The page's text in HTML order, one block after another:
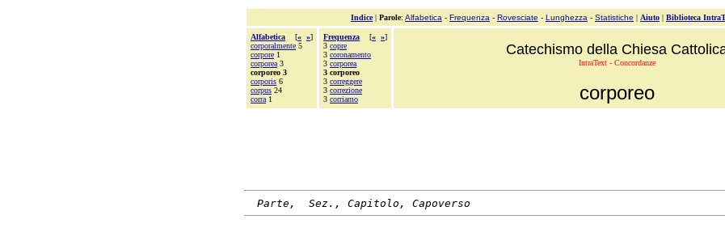
Indice| Parole: Alfabetica - Frequenza - Rovesciate - Lunghezza - Statistiche | Aiuto | Biblioteca
Alfabetica [« »]
corporalmente 5
corpore 1
corporea 3
corporeo 3
corporis 6
corpus 24
corra 1
Frequenza [« »]
3 copre
3 coronamento
3 corporea
3 corporeo
3 correggere
3 correzione
3 corriamo
Catechismo della Chiesa
IntraText - Concordanze
corporeo
Parte,  Sez., Capitolo, Capoverso